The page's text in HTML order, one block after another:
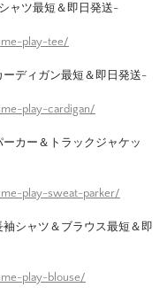
ャツ最短＆即日発送-
play-tee/
ディガン最短＆即日発送-
play-cardigan/
カー＆トラックジャケッ
play-sweat-parker/
シャツ＆ブラウス最短＆即
play-blouse/